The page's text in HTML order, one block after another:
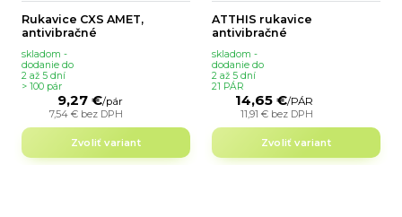
Rukavice CXS AMET,
antivibračné
9,27 €/pár
7,54 € bez DPH
skladom -
dodanie do
2 až 5 dní
> 100 pár
Zvoliť variant
ATTHIS rukavice
antivibračné
14,65 €/PÁR
11,91 € bez DPH
skladom -
dodanie do
2 až 5 dní
21 PÁR
Zvoliť variant